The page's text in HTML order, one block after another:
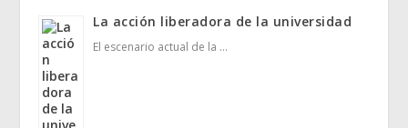
La acción liberadora de la universidad
El escenario actual de la …